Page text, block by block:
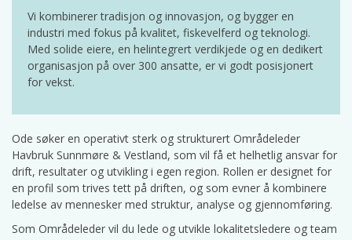
Vi kombinerer tradisjon og innovasjon, og bygger en
industri med fokus på kvalitet, fiskevelferd og teknologi.
Med solide eiere, en helintegrert verdikjede og en dedikert
organisasjon på over 300 ansatte, er vi godt posisjonert
for vekst.
Ode søker en operativt sterk og strukturert Områdeleder
Havbruk Sunnmøre & Vestland, som vil få et helhetlig ansvar for
drift, resultater og utvikling i egen region. Rollen er designet for
en profil som trives tett på driften, og som evner å kombinere
ledelse av mennesker med struktur, analyse og gjennomføring.
Som Områdeleder vil du lede og utvikle lokalitetsledere og team